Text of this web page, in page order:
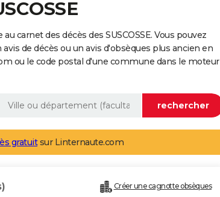
carnet des décès des SUSCOSSE. Vous pouvez
de décès ou un avis d'obsèques plus ancien en
ou le code postal d'une commune dans le moteur
gratuitsur Linternaute.com
Créer une cagnotte obsèques